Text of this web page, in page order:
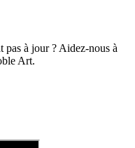
pas à jour ? Aidez-nous à
Art.